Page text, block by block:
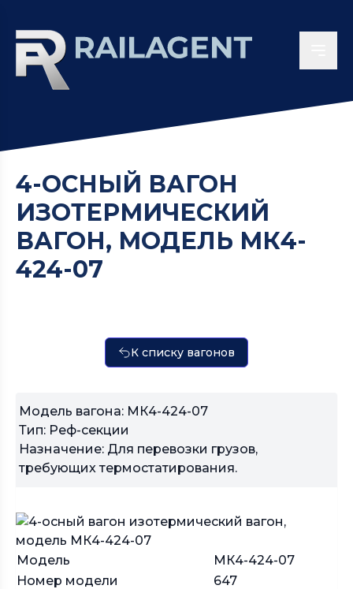
4-ОСНЫЙ ВАГОН
ИЗОТЕРМИЧЕСКИЙ
ВАГОН, МОДЕЛЬ МК4-
424-07
К списку вагонов
Модель вагона: МК4-424-07
Тип: Реф-секции
Назначение: Для перевозки грузов,
требующих термостатирования.
Модель
МК4-424-07
Номер модели
647